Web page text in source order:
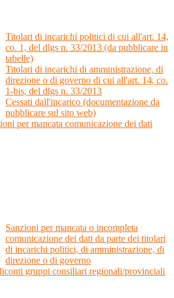
Titolari di incarichi politici di cui all'art. 14,
co. 1, del dlgs n. 33/2013 (da pubblicare in
tabelle)
Titolari di incarichi di amministrazione, di
direzione o di governo di cui all'art. 14, co.
1-bis, del dlgs n. 33/2013
Cessati dall'incarico (documentazione da
pubblicare sul sito web)
per mancata comunicazione dei dati
Sanzioni per mancata o incompleta
comunicazione dei dati da parte dei titolari
di incarichi politici, di amministrazione, di
direzione o di governo
gruppi consiliari regionali/provinciali